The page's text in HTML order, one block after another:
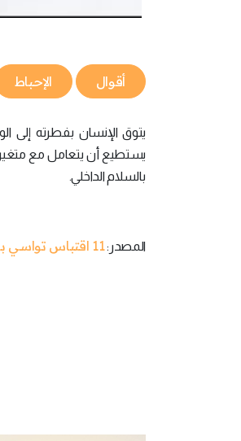
أقوال الإحباط
يتوق الإنسان بفطرته إلى
بالسلام الداخلي.
المصدر:11 اقتباس تواسي بهم نفسك أوقات المعاناة